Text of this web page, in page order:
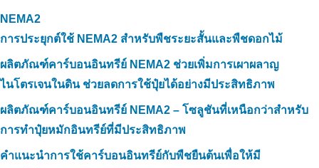
NEMA2
การประยุกต์ใช้ NEMA2 สำหรับพืชระยะสั้นและพืชดอกไม้
ผลิตภัณฑ์คาร์บอนอินทรีย์ NEMA2 ช่วยเพิ่มการเผาผลาญ
ไนโตรเจนในดิน ช่วยลดการใช้ปุ๋ยได้อย่างมีประสิทธิภาพ
ผลิตภัณฑ์คาร์บอนอินทรีย์ NEMA2 – โซลูชันที่เหนือกว่าสำหรับ
การทำปุ๋ยหมักอินทรีย์ที่มีประสิทธิภาพ
คำแนะนำการใช้คาร์บอนอินทรีย์กับพืชยืนต้นเพื่อให้มี